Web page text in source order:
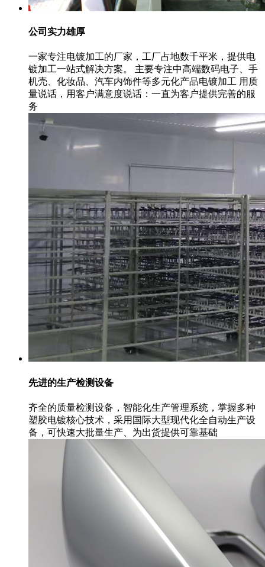
公司实力雄厚
一家专注电镀加工的厂家，工厂占地数千平米，提供电
镀加工一站式解决方案。 主要专注中高端数码电子、手
机壳、化妆品、汽车内饰件等多元化产品电镀加工 用质
量说话，用客户满意度说话：一直为客户提供完善的服
务
先进的生产检测设备
齐全的质量检测设备，智能化生产管理系统，掌握多种
塑胶电镀核心技术，采用国际大型现代化全自动生产设
备，可快速大批量生产、为出货提供可靠基础